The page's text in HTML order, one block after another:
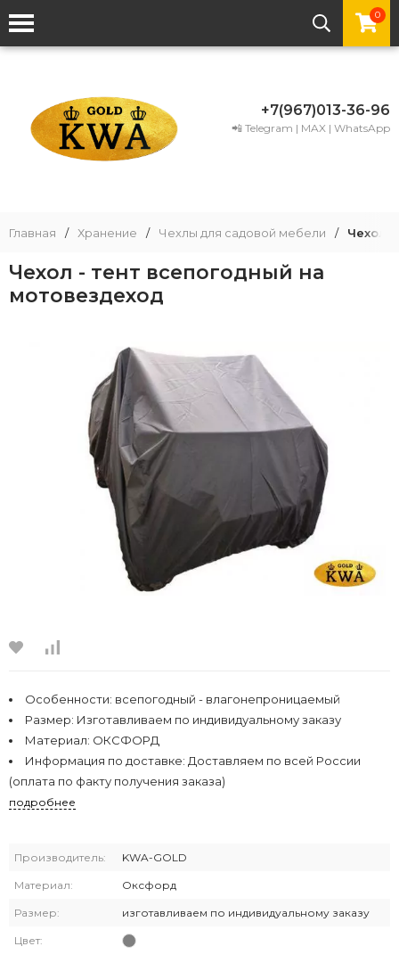
0
+7(967)013-36-96
📲 Telegram | MAX | WhatsApp
Главная / Хранение / Чехлы для садовой мебели / Чехол -
Чехол - тент всепогодный на
мотовездеход
Особенности: всепогодный - влагонепроницаемый
Размер: Изготавливаем по индивидуальному заказу
Материал: ОКСФОРД
Информация по доставке: Доставляем по всей России
(оплата по факту получения заказа)
подробнее
Производитель: KWA-GOLD
Материал: Оксфорд
Размер: изготавливаем по индивидуальному заказу
Цвет: